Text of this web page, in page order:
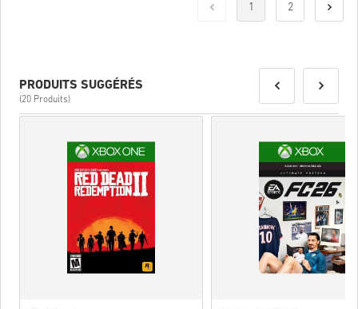
1 2
PRODUITS SUGGÉRÉS
(20 Produits)